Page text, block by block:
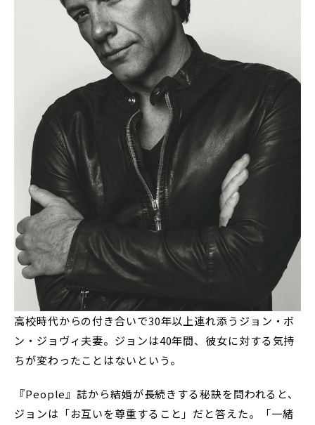
高校時代からの付き合いで30年以上連れ添うジョン・ボ
ン・ジョヴィ夫妻。ジョンは40年間、彼女に対する気持
ちが変わったことはないという。
『People』誌から結婚が長続きする秘訣を問われると、
ジョンは「お互いを尊重すること」だと答えた。「一緒